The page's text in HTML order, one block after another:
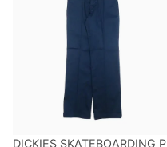
DICKIES SKATEBOARDING P